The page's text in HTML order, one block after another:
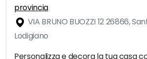
provincia
VIA BRUNO BUOZZI 12 26866,
Lodigiano
Personalizza e decora la tua casa